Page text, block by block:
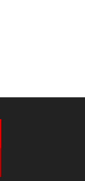
most important Spanish